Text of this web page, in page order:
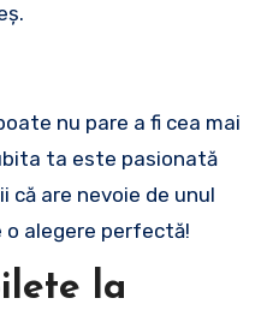
nu pare a fi cea mai
ta este pasionată
că are nevoie de unul
alegere perfectă!
la